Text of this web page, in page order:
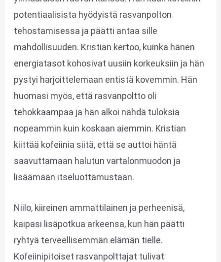
potentiaalisista hyödyistä rasvanpolton
tehostamisessa ja päätti antaa sille
mahdollisuuden. Kristian kertoo, kuinka hänen
energiatasot kohosivat uusiin korkeuksiin ja hän
pystyi harjoittelemaan entistä kovemmin. Hän
huomasi myös, että rasvanpoltto oli
tehokkaampaa ja hän alkoi nähdä tuloksia
nopeammin kuin koskaan aiemmin. Kristian
kiittää kofeiinia siitä, että se auttoi häntä
saavuttamaan halutun vartalonmuodon ja
lisäämään itseluottamustaan.
Niilo, kiireinen ammattilainen ja perheenisä,
kaipasi lisäpotkua arkeensa, kun hän päätti
ryhtyä terveellisemmän elämän tielle.
Kofeiinipitoiset rasvanpolttajat tulivat